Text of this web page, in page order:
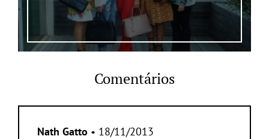
Comentários
Nath Gatto • 18/11/2013